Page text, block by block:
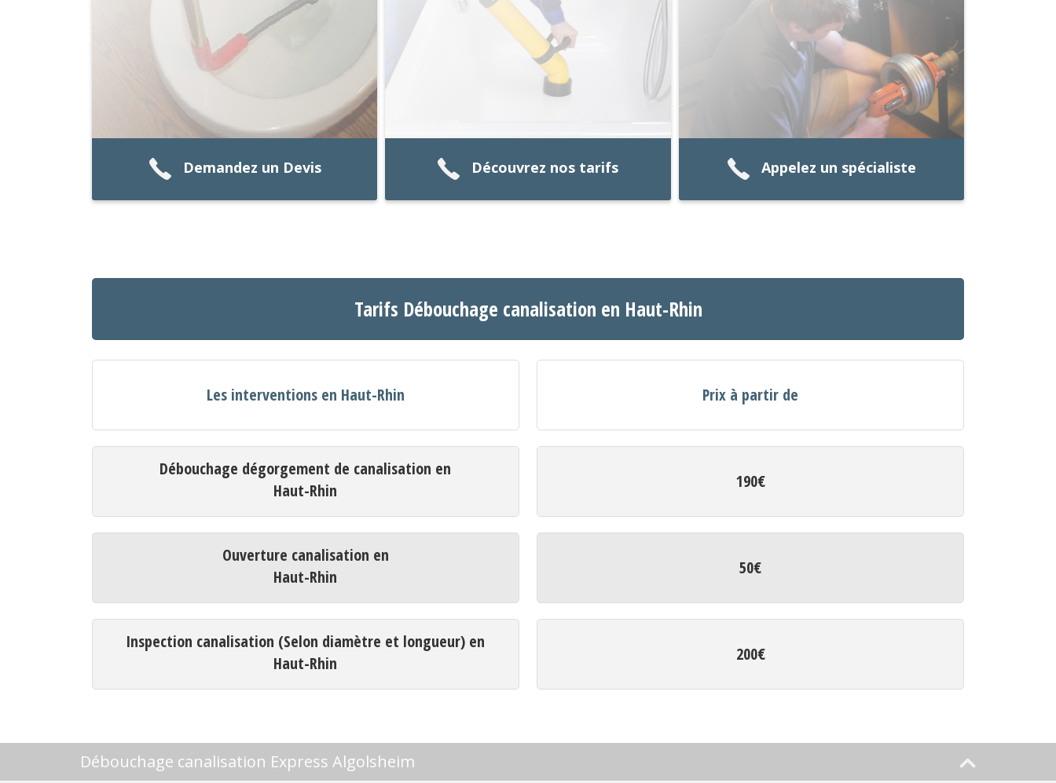
Demandez un Devis Découvrez nos tarifs Appelez un spécialiste
Tarifs Débouchage canalisation en Haut-Rhin
Les interventions en Haut-Rhin Prix à partir de
Débouchage dégorgement de canalisation en
Haut-Rhin
190€
Ouverture canalisation en
Haut-Rhin
50€
Inspection canalisation (Selon diamètre et longueur) en
Haut-Rhin
200€
Débouchage canalisation Express Algolsheim